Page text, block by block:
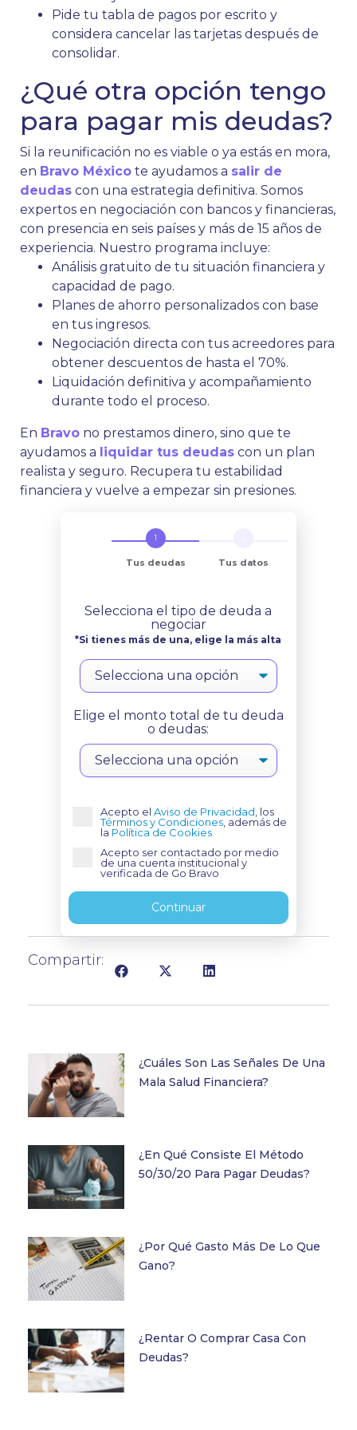
Pide tu tabla de pagos por escrito y
considera cancelar las tarjetas después de
consolidar.
¿Qué otra opción tengo
para pagar mis deudas?
Si la reunificación no es viable o ya estás en mora,
en Bravo México te ayudamos a salir de
deudas con una estrategia definitiva. Somos
expertos en negociación con bancos y financieras,
con presencia en seis países y más de 15 años de
experiencia. Nuestro programa incluye:
Análisis gratuito de tu situación financiera y
capacidad de pago.
Planes de ahorro personalizados con base
en tus ingresos.
Negociación directa con tus acreedores para
obtener descuentos de hasta el 70%.
Liquidación definitiva y acompañamiento
durante todo el proceso.
En Bravo no prestamos dinero, sino que te
ayudamos a liquidar tus deudas con un plan
realista y seguro. Recupera tu estabilidad
financiera y vuelve a empezar sin presiones.
Tus deudas Tus datos
Selecciona el tipo de deuda a
negociar
*Si tienes más de una, elige la más alta
Elige el monto total de tu deuda
o deudas:
Acepto elAviso de Privacidad, los
Términos y Condiciones, además de
la Política de Cookies
Acepto ser contactado por medio
de una cuenta institucional y
verificada de Go Bravo
Continuar
Compartir:
¿Cuáles Son Las Señales De Una
Mala Salud Financiera?
¿En Qué Consiste El Método
50/30/20 Para Pagar Deudas?
¿Por Qué Gasto Más De Lo Que
Gano?
¿Rentar O Comprar Casa Con
Deudas?